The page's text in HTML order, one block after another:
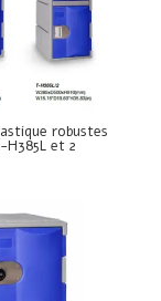
robustes
H385L et 2